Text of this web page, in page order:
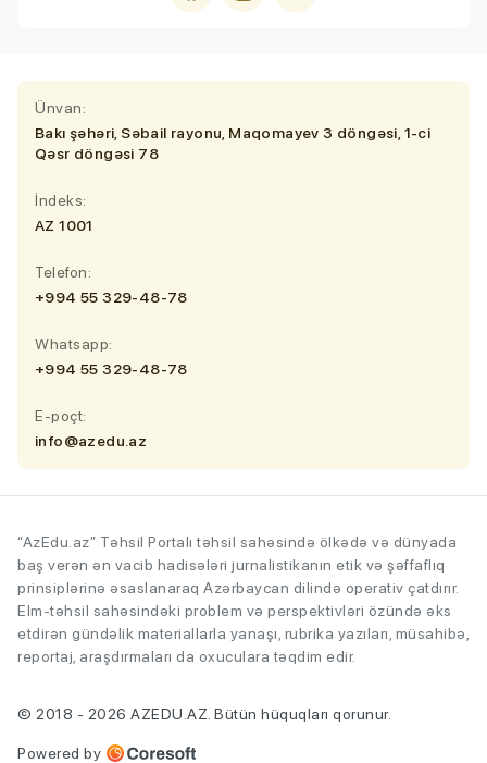
Ünvan:
Bakı şəhəri, Səbail rayonu, Maqomayev 3 döngəsi, 1-ci
Qəsr döngəsi 78
İndeks:
AZ 1001
Telefon:
+994 55 329-48-78
Whatsapp:
+994 55 329-48-78
E-poçt:
info@azedu.az
“AzEdu.az” Təhsil Portalı təhsil sahəsində ölkədə və dünyada
baş verən ən vacib hadisələri jurnalistikanın etik və şəffaflıq
prinsiplərinə əsaslanaraq Azərbaycan dilində operativ çatdırır.
Elm-təhsil sahəsindəki problem və perspektivləri özündə əks
etdirən gündəlik materiallarla yanaşı, rubrika yazıları, müsahibə,
reportaj, araşdırmaları da oxuculara təqdim edir.
© 2018 - 2026 AZEDU.AZ. Bütün hüquqları qorunur.
Powered by